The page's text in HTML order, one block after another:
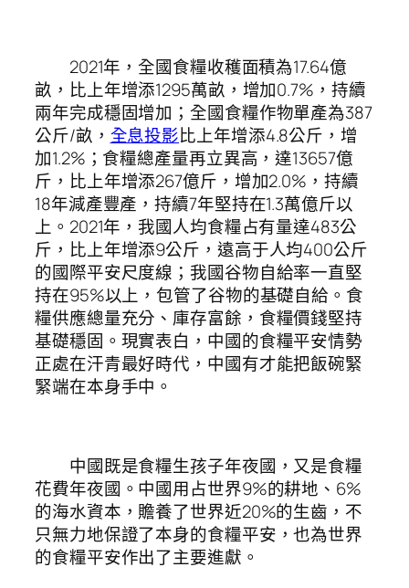
2021年，全國食糧收穫面積為17.64億
畝，比上年增添1295萬畝，增加0.7%，持續
兩年完成穩固增加；全國食糧作物單產為387
公斤/畝， 全息投影比上年增添4.8公斤，增
加1.2%；食糧總產量再立異高，達13657億
斤，比上年增添267億斤，增加2.0%，持續
18年減產豐產，持續7年堅持在1.3萬億斤以
上。2021年，我國人均食糧占有量達483公
斤，比上年增添9公斤，遠高于人均400公斤
的國際平安尺度線；我國谷物自給率一直堅
持在95%以上，包管了谷物的基礎自給。食
糧供應總量充分、庫存富餘，食糧價錢堅持
基礎穩固。現實表白，中國的食糧平安情勢
正處在汗青最好時代，中國有才能把飯碗緊
緊端在本身手中。
中國既是食糧生孩子年夜國，又是食糧
花費年夜國。中國用占世界9%的耕地、6%
的海水資本，贍養了世界近20%的生齒，不
只無力地保證了本身的食糧平安，也為世界
的食糧平安作出了主要進獻。